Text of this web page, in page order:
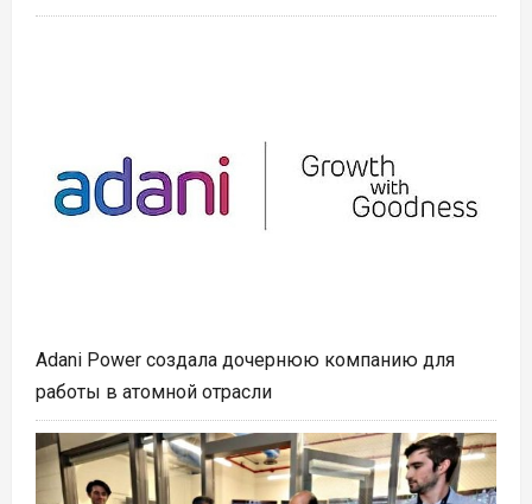
Adani Power создала дочернюю компанию для
работы в атомной отрасли